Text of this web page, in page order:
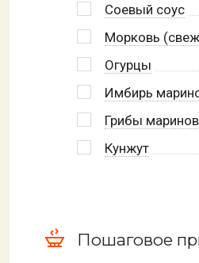
Соевый соус
Морковь
Огурцы
Имбирь
Грибы
Кунжут
Пошаговое